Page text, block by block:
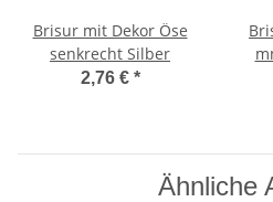
Brisur mit Dekor Öse
senkrecht Silber
2,76 € *
Ähnliche